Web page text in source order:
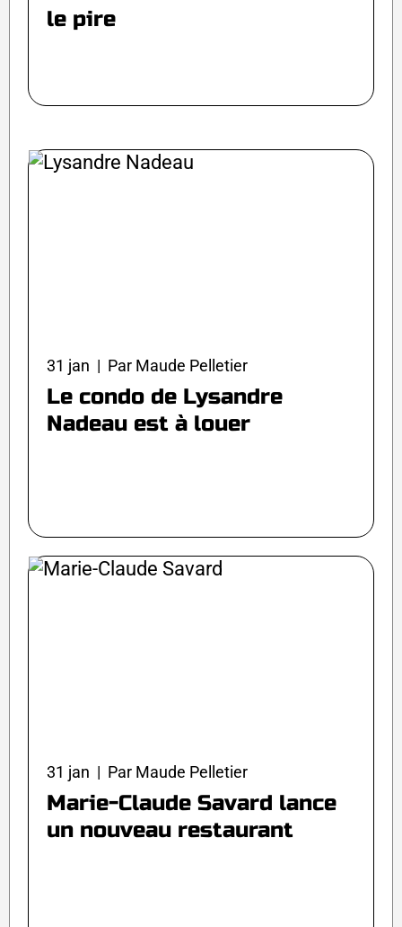
le pire
31 jan | Par Maude Pelletier
Le condo de Lysandre
Nadeau est à louer
31 jan | Par Maude Pelletier
Marie-Claude Savard lance
un nouveau restaurant